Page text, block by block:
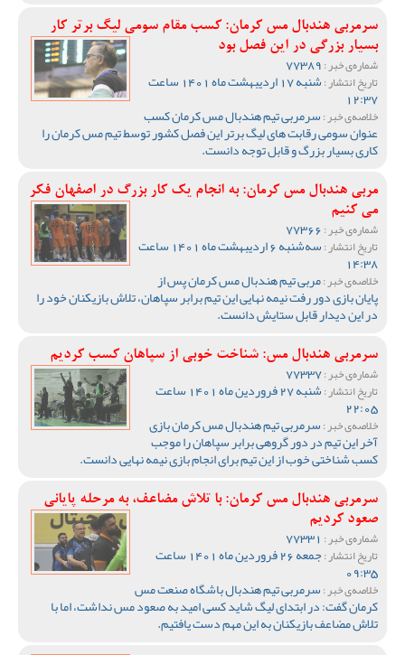
سرمربی هندبال مس کرمان: کسب مقام سومی لیگ برتر کار
بسیار بزرگی در این فصل بود
شماره‌ی خبر :
تاریخ انتشار : شنبه 17 اردیبهشت ماه 1401 ساعت
12:37
خلاصه‌ی خبر :سرمربی تیم هندبال مس کرمان کسب
عنوان سومی رقابت های لیگ برتر این فصل کشور توسط تیم مس کرمان را
کاری بسیار بزرگ و قابل توجه دانست.
مربی هندبال مس کرمان: به انجام یک کار بزرگ در اصفهان فکر
می کنیم
شماره‌ی خبر :
تاریخ انتشار : سه‌شنبه 6 اردیبهشت ماه 1401 ساعت
14:38
خلاصه‌ی خبر :مربی تیم هندبال مس کرمان پس از
پایان بازی دور رفت نیمه نهایی این تیم برابر سپاهان، تلاش بازیکنان خود را
در این دیدار قابل ستایش دانست.
سرمربی هندبال مس: شناخت خوبی از سپاهان کسب کردیم
شماره‌ی خبر :
تاریخ انتشار : شنبه 27 فروردین ماه 1401 ساعت
22:05
خلاصه‌ی خبر :سرمربی تیم هندبال مس کرمان بازی
آخر این تیم در دور گروهی برابر سپاهان را موجب
کسب شناختی خوب از این تیم برای انجام بازی نیمه نهایی دانست.
سرمربی هندبال مس کرمان: با تلاش مضاعف، به مرحله پایانی
صعود کردیم
شماره‌ی خبر :
تاریخ انتشار : جمعه 26 فروردین ماه 1401 ساعت
09:35
خلاصه‌ی خبر :سرمربی تیم هندبال باشگاه صنعت مس
کرمان گفت: در ابتدای لیگ شاید کسی امید به صعود مس نداشت، اما با
تلاش مضاعف بازیکنان به این مهم دست یافتیم.